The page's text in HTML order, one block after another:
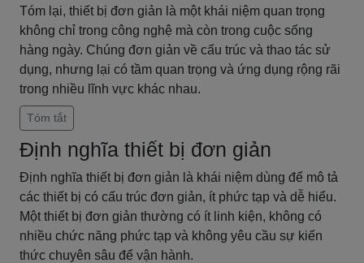
Tóm lại, thiết bị đơn giản là một khái niệm quan trọng
không chỉ trong công nghệ mà còn trong cuộc sống
hàng ngày. Chúng đơn giản về cấu trúc và thao tác sử
dụng, nhưng lại có tầm quan trọng và ứng dụng rộng rãi
trong nhiều lĩnh vực khác nhau.
Tóm tắt
Định nghĩa thiết bị đơn giản
Định nghĩa thiết bị đơn giản là khái niệm dùng để mô tả
các thiết bị có cấu trúc đơn giản, ít phức tạp và dễ hiểu.
Một thiết bị đơn giản thường có ít linh kiện, không có
nhiều chức năng phức tạp và không yêu cầu sự kiến
thức chuyên sâu để vận hành.